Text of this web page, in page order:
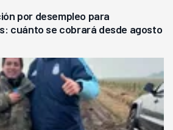
por desempleo para
cuánto se cobrará desde agosto